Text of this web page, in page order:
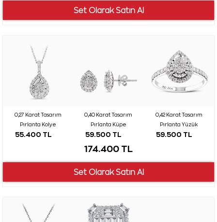
0,27 Karat Tasarım
Pırlanta Kolye
55.400 TL
0,40 Karat Tasarım
Pırlanta Küpe
59.500 TL
0,42 Karat Tasarım
Pırlanta Yüzük
59.500 TL
174.400 TL